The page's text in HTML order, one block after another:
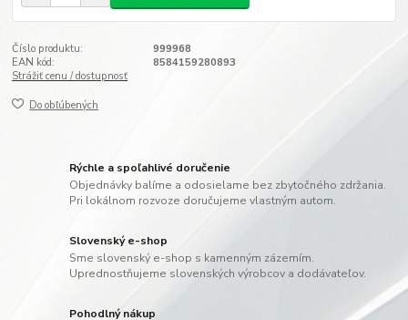
Číslo produktu:
999968
EAN kód:
8584159280893
Strážiť cenu / dostupnosť
Do obľúbených
Rýchle a spoľahlivé doručenie
Objednávky balíme a odosielame bez zbytočného zdržania.
Pri lokálnom rozvoze doručujeme vlastným autom.
Slovenský e-shop
Sme slovenský e-shop s kamenným zázemím.
Uprednostňujeme slovenských výrobcov a dodávateľov.
Pohodlný nákup